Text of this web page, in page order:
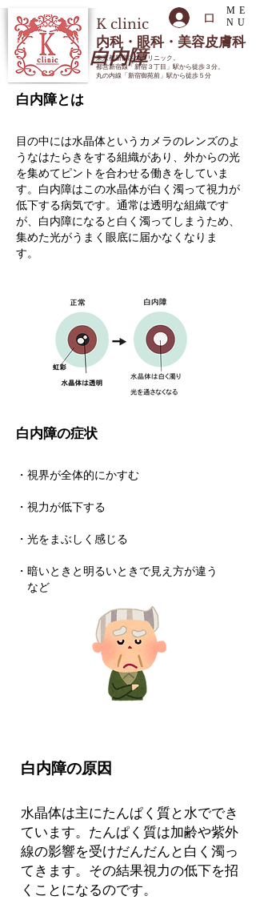
Kclinic
内科・眼科・美容皮膚科
ログイン
ME
NU
東京都新宿区のクリニック 。
都営新宿線「新宿３丁目」駅から徒歩３分。
丸の内線「新宿御苑前」駅から徒歩５分
​白内障
​白内障とは
目の中には水晶体というカメラのレンズのよ
うなはたらきをする組織があり、外からの光
を集めてピントを合わせる働きをしていま
す。白内障はこの水晶体が白く濁って視力が
低下する病気です。通常は透明な組織です
が、白内障になると白く濁ってしまうため、
集めた光がうまく眼底に届かなくなりま
す。
白内障の症状
・視界が全体的にかすむ
・視力が低下する
・光をまぶしく感じる
・暗いときと明るいときで見え方が違う
など
白内障の原因
水晶体は主にたんぱく質と水ででき
ています。たんぱく質は加齢や紫外
線の影響を受けだんだんと白く濁っ
てきます。その結果視力の低下を招
くことになるのです。